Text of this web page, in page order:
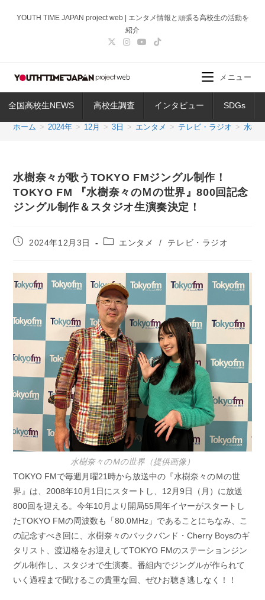
ス
ッ
YOUTH TIME JAPAN project web | エンタメ情報と頑張る高校生の活動を
紹介
全国高校生NEWS 高校生調査 インタビュー SDGs
メニュー
ホーム > 2024年 > 12月 > 3日 > エンタメ > テレビ・ラジオ > 水樹
水樹奈々が歌うTOKYO FMジングル制作！
TOKYO FM 『水樹奈々のＭの世界』800回記念
ジングル制作＆スタジオ生演奏決定！
投
開
日:
2024年12月3日
投
テ
ゴ
リ
ー:
エンタメ / テレビ・ラジオ
水樹奈々のＭの世界（提供画像）
TOKYO FMで毎週月曜21時から放送中の『水樹奈々のＭの世
界』は、2008年10月1日にスタートし、12月9日（月）に放送
800回を迎える。今年10月より開局55周年イヤーがスタートし
たTOKYO FMの周波数も「80.0MHz」であることにちなみ、こ
の記念すべき回に、水樹奈々のバックバンド・Cherry Boysのギ
タリスト、渡辺格をお迎えしてTOKYO FMのステーションジン
グル制作し、スタジオで生演奏。番組内でジングルが作られて
いく過程まで聞けるこの貴重な回、ぜひお聴き逃しなく！！